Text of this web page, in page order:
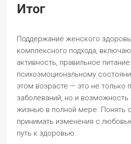
Итог
Поддержание женского
комплексного подхода,
активность, правильное
психоэмоциональному
этом возрасте — это не только
заболеваний, но и возможность
жизнью в полной мере. Понять
принимать изменения с
путь к здоровью.